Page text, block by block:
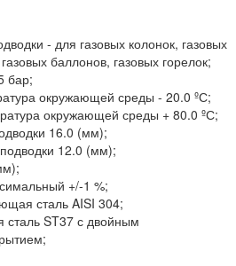
- для газовых колонок, газовых
баллонов, газовых горелок;
бар;
окружающей среды - 20.0 ºС;
окружающей среды + 80.0 ºС;
16.0 (мм);
12.0 (мм);
+/-1 %;
сталь AISI 304;
сталь ST37 с двойным